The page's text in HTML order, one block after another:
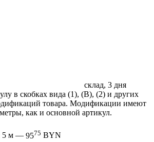
склад, 3 дня
в скобках вида (1), (B), (2) и других
товара. Модификации имеют
как и основной артикул.
5 м — 9575 BYN